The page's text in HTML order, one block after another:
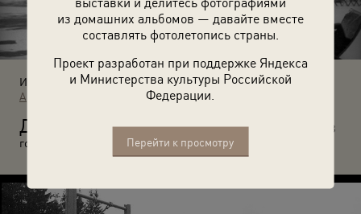
из домашних альбомов — давайте вместе
составлять фотолетопись страны.
Проект разработан при поддержке Яндекса
и Министерства культуры Российской
Федерации.
Перейти к просмотру
Источники:
Архив Нинели Александровны Устиновой
Д
ети на качалке на фоне академии имени Фрунзе. Июнь 1938
года. Автор: Александр Устинов.